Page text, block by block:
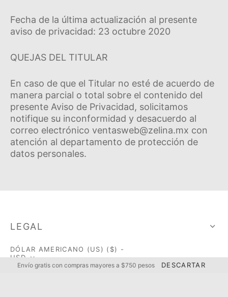
Enví­o gratis con compras mayores a $750 pesos DESCARTAR
Fecha de la última actualización al presente
aviso de privacidad: 23 octubre 2020
QUEJAS DEL TITULAR
En caso de que el Titular no esté de acuerdo de
manera parcial o total sobre el contenido del
presente Aviso de Privacidad, solicitamos
notifique su inconformidad y desacuerdo al
correo electrónico ventasweb@zelina.mx con
atención al departamento de protección de
datos personales.
LEGAL
DÓLAR AMERICANO (US) ($) -
USD